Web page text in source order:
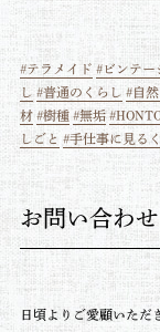
#テラメイド #ビンテー
し #普通のくらし #自
材 #樹種 #無垢
しごと #手仕事に見る
お問い合わ
日頃よりご愛顧いただ